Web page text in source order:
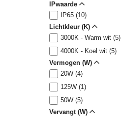
IPwaarde
IP65 (10)
Lichtkleur (K)
3000K - Warm wit (5)
4000K - Koel wit (5)
Vermogen (W)
20W (4)
125W (1)
50W (5)
Vervangt (W)